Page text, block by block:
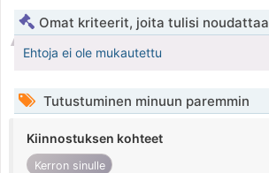
Omat kriteerit, joita tulisi noudattaa
Ehtoja ei ole mukautettu
Tutustuminen minuun paremmin
Kiinnostuksen kohteet
Kerron sinulle